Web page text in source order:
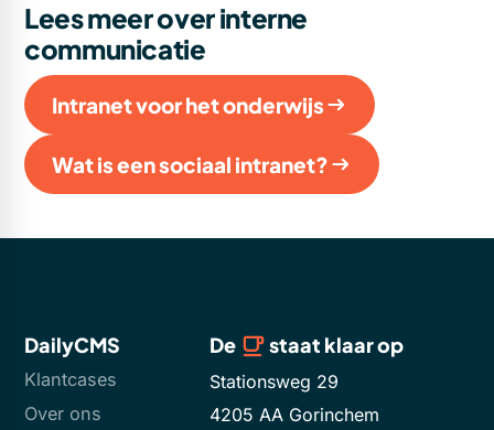
Lees meer over interne
communicatie
Intranet voor het onderwijs
Wat is een sociaal intranet?
DailyCMS
Klantcases
Over ons
De staat klaar op
Stationsweg 29
4205 AA Gorinchem